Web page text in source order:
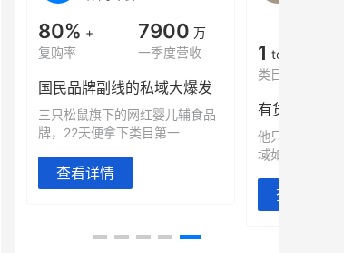
80% +
复购率
7900 万
一季度营收
国民品牌副线的私域大爆发
三只松鼠旗下的网红婴儿辅食品
牌，22天便拿下类目第一
查看详情
1 top
类目销售额
他只用7年做
域如何破局？
查看详情